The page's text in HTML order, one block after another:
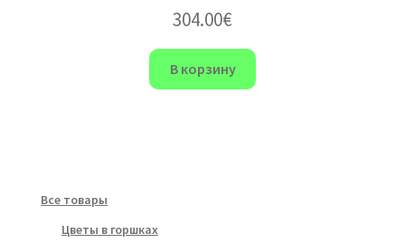
304.00€
В корзину
Все товары
Цветы в горшках